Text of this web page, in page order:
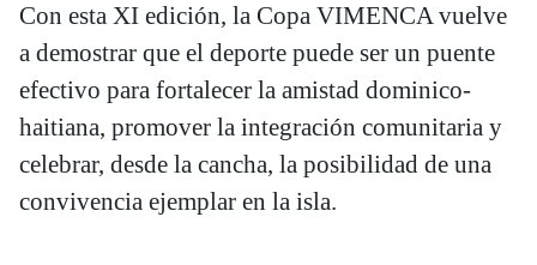
Con esta XI edición, la Copa VIMENCA vuelve
a demostrar que el deporte puede ser un puente
efectivo para fortalecer la amistad dominico-
haitiana, promover la integración comunitaria y
celebrar, desde la cancha, la posibilidad de una
convivencia ejemplar en la isla.